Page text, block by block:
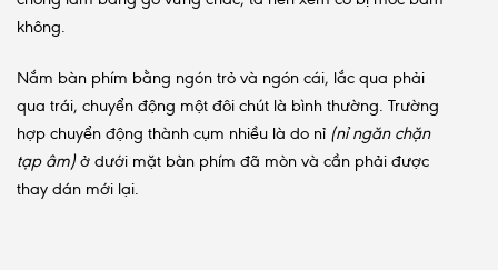
không.
Nắm bàn phím bằng ngón trỏ và ngón cái, lắc qua phải
qua trái, chuyển động một đôi chút là bình thường. Trường
hợp chuyển động thành cụm nhiều là do nỉ (nỉ ngăn chặn
tạp âm)ở dưới mặt bàn phím đã mòn và cần phải được
thay dán mới lại.